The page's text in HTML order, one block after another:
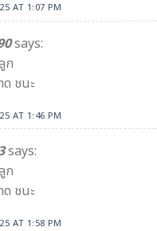
AT 1:07 PM
says:
ก
ด ชนะ
AT 1:46 PM
says:
ก
ด ชนะ
AT 1:58 PM